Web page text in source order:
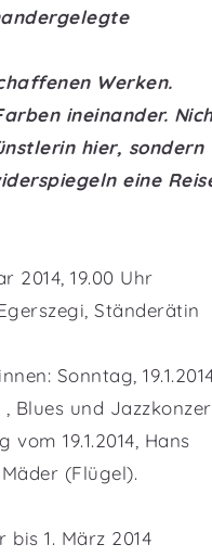
Werken.
ineinander.
hier, sondern
eine
2014, 19.00 Uhr
Ständerätin
Sonntag,
, Blues und
19.1.2014, Hans
(Flügel).
bis 1. März 2014